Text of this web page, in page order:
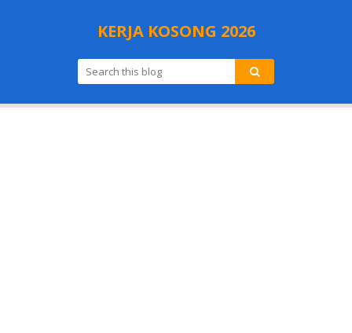
KERJA KOSONG 2026